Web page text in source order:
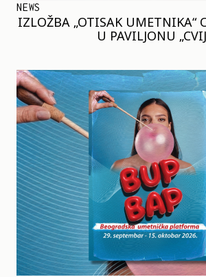
NEWS
IZLOŽBA „OTISAK UMETNIKA“
U PAVILJONU